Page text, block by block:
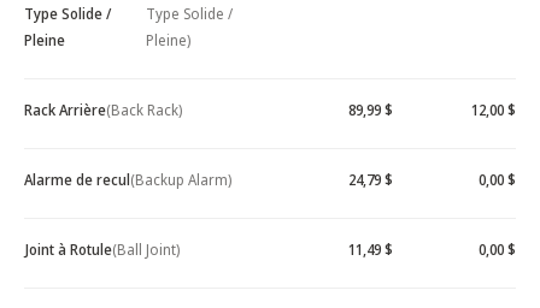
Type Solide /
Pleine
Type Solide /
Pleine)
Rack Arrière(Back Rack) 89,99 $ 12,00 $
Alarme de recul(Backup Alarm) 24,79 $ 0,00 $
Joint à Rotule(Ball Joint) 11,49 $ 0,00 $